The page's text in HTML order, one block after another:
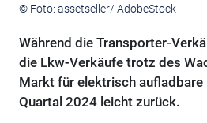
© Foto: assetseller/ AdobeStock
Während die Transporter-
die Lkw-Verkäufe trotz des
Markt für elektrisch aufladbare
Quartal 2024 leicht zurück.